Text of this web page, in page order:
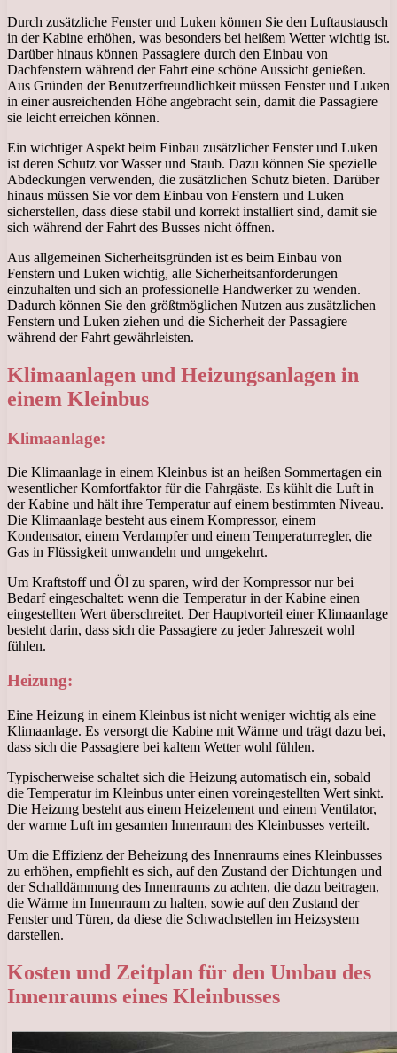
Durch zusätzliche Fenster und Luken können Sie den Luftaustausch
in der Kabine erhöhen, was besonders bei heißem Wetter wichtig ist.
Darüber hinaus können Passagiere durch den Einbau von
Dachfenstern während der Fahrt eine schöne Aussicht genießen.
Aus Gründen der Benutzerfreundlichkeit müssen Fenster und Luken
in einer ausreichenden Höhe angebracht sein, damit die Passagiere
sie leicht erreichen können.
Ein wichtiger Aspekt beim Einbau zusätzlicher Fenster und Luken
ist deren Schutz vor Wasser und Staub. Dazu können Sie spezielle
Abdeckungen verwenden, die zusätzlichen Schutz bieten. Darüber
hinaus müssen Sie vor dem Einbau von Fenstern und Luken
sicherstellen, dass diese stabil und korrekt installiert sind, damit sie
sich während der Fahrt des Busses nicht öffnen.
Aus allgemeinen Sicherheitsgründen ist es beim Einbau von
Fenstern und Luken wichtig, alle Sicherheitsanforderungen
einzuhalten und sich an professionelle Handwerker zu wenden.
Dadurch können Sie den größtmöglichen Nutzen aus zusätzlichen
Fenstern und Luken ziehen und die Sicherheit der Passagiere
während der Fahrt gewährleisten.
Klimaanlagen und Heizungsanlagen in
einem Kleinbus
Klimaanlage:
Die Klimaanlage in einem Kleinbus ist an heißen Sommertagen ein
wesentlicher Komfortfaktor für die Fahrgäste. Es kühlt die Luft in
der Kabine und hält ihre Temperatur auf einem bestimmten Niveau.
Die Klimaanlage besteht aus einem Kompressor, einem
Kondensator, einem Verdampfer und einem Temperaturregler, die
Gas in Flüssigkeit umwandeln und umgekehrt.
Um Kraftstoff und Öl zu sparen, wird der Kompressor nur bei
Bedarf eingeschaltet: wenn die Temperatur in der Kabine einen
eingestellten Wert überschreitet. Der Hauptvorteil einer Klimaanlage
besteht darin, dass sich die Passagiere zu jeder Jahreszeit wohl
fühlen.
Heizung:
Eine Heizung in einem Kleinbus ist nicht weniger wichtig als eine
Klimaanlage. Es versorgt die Kabine mit Wärme und trägt dazu bei,
dass sich die Passagiere bei kaltem Wetter wohl fühlen.
Typischerweise schaltet sich die Heizung automatisch ein, sobald
die Temperatur im Kleinbus unter einen voreingestellten Wert sinkt.
Die Heizung besteht aus einem Heizelement und einem Ventilator,
der warme Luft im gesamten Innenraum des Kleinbusses verteilt.
Um die Effizienz der Beheizung des Innenraums eines Kleinbusses
zu erhöhen, empfiehlt es sich, auf den Zustand der Dichtungen und
der Schalldämmung des Innenraums zu achten, die dazu beitragen,
die Wärme im Innenraum zu halten, sowie auf den Zustand der
Fenster und Türen, da diese die Schwachstellen im Heizsystem
darstellen.
Kosten und Zeitplan für den Umbau des
Innenraums eines Kleinbusses